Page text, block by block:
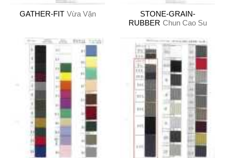
GATHER-FIT Vừa Vặn
STONE-GRAIN-
RUBBER Chun Cao Su